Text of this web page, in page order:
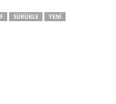
SÜRÜKLE YENI